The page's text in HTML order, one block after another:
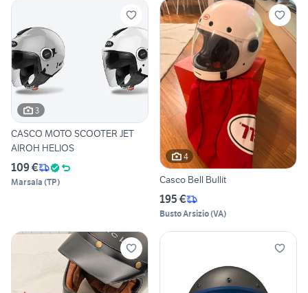
3
CASCO MOTO SCOOTER JET
AIROH HELIOS
109 €
Marsala (TP)
4
Casco Bell Bullit
195 €
Busto Arsizio(VA)